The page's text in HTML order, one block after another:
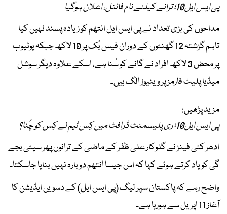
پی ایس ایل10؛ ترانے کیلئے نام فائنل، اعلان ہوگیا
مداحوں کی بڑی تعداد نے پی ایس ایل انتھم کو زیادہ پسند نہیں کیا
تاہم گزشتہ 12 گھنٹوں کے دوران فیس بُک پر 10 لاکھ جبکہ یوٹیوب
پر محض 3 لاکھ افراد نے گانے کو سُنا ہے، اسکے علاوہ دیگر سوشل
میڈیا پلیٹ فارمز پر وینیوز الگ ہیں۔
مزید پڑھیں:
پی ایس ایل10؛ ری پلیسمنٹ ڈرافٹ میں کِس ٹیم نے کِس کو چُنا؟
ادھر کئی فینز نے گلوکار علی ظفر کے ماضی کے ترانوں پھر سیٹی بجے
گی کو یاد کرتے ہوئے کہا کہ اس جیسا انتھم دوبارہ نہیں بنایا جاسکتا۔
واضح رہے کہ پاکستان سپر لیگ (پی ایس ایل) کے دسویں ایڈیشن کا
آغاز 11 اپریل سے ہورہا ہے۔